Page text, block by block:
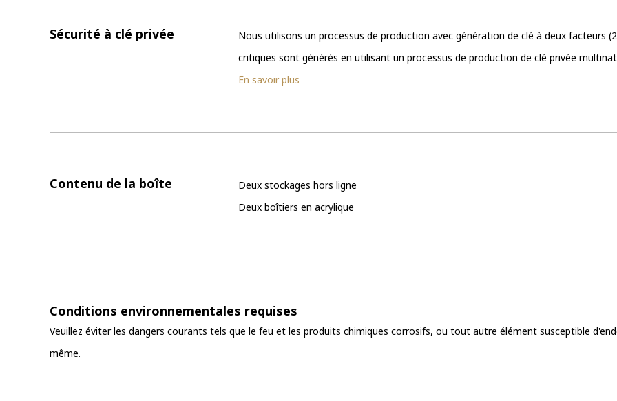
Sécurité à clé privée
Nous utilisons un processus de production avec génération de clé à deux facteurs
critiques sont générés en utilisant un processus de production de clé privée
En savoir plus
Contenu de la boîte
Deux stockages hors ligne
Deux boîtiers en acrylique
Conditions environnementales requises
Veuillez éviter les dangers courants tels que le feu et les produits chimiques corrosifs, ou tout autre élément susceptible
même.